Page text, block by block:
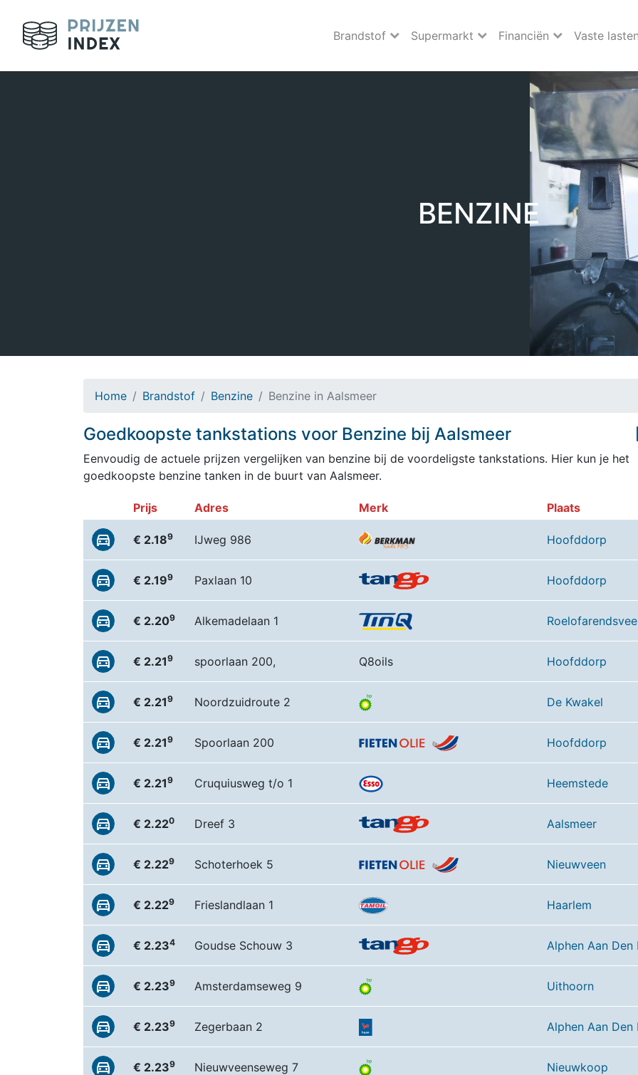
Brandstof Supermarkt Financiën Vaste lasten
BENZINE
Home Brandstof Benzine Benzine in Aalsmeer
Goedkoopste tankstations voor Benzine bij Aalsmeer
Eenvoudig de actuele prijzen vergelijken van benzine bij de voordeligste tankstations. Hier kun je het
goedkoopste benzine tanken in de buurt van Aalsmeer.
Prijs Adres Merk Plaats
€ 2.189 IJweg 986 Hoofddorp
€ 2.199 Paxlaan 10 Hoofddorp
€ 2.209 Alkemadelaan 1
€ 2.219 spoorlaan 200, Q8oils Hoofddorp
€ 2.219 Noordzuidroute 2 De Kwakel
€ 2.219 Spoorlaan 200 Hoofddorp
€ 2.219 Cruquiusweg t/o 1 Heemstede
€ 2.220 Dreef 3 Aalsmeer
€ 2.229 Schoterhoek 5 Nieuwveen
€ 2.229 Frieslandlaan 1 Haarlem
€ 2.234 Goudse Schouw 3 Alphen Aan Den
€ 2.239 Amsterdamseweg 9 Uithoorn
€ 2.239 Zegerbaan 2 Alphen Aan Den
€ 2.239 Nieuwveenseweg 7 Nieuwkoop